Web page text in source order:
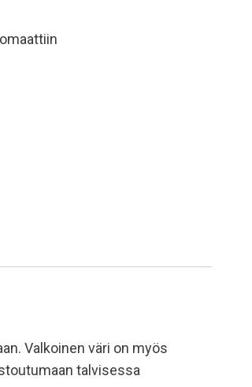
Valkoinen väri on myös
talvisessa